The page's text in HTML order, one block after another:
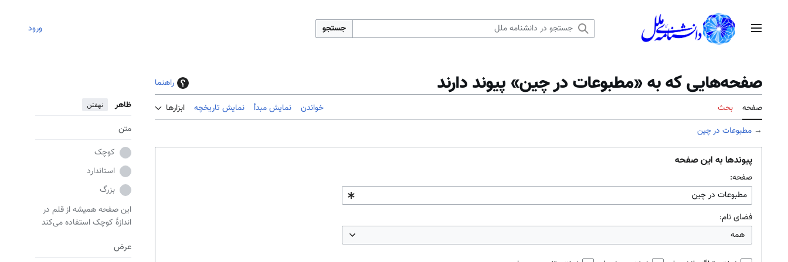
منوی اصلی جستجو ورود
صفحه‌هایی که به «مطبوعات در چین» پیوند دارند
راهنما
صفحه
بحث خواندن نمایش مبدأ نمایش تاریخچه ابزارها ظاهر نهفتن
متن
کوچک
استاندارد
بزرگ
این صفحه همیشه از قلم در
اندازهٔ کوچک استفاده می‌کند
عرض
→ مطبوعات در چین
پیوندها به این صفحه
صفحه:
فضای نام:
همه